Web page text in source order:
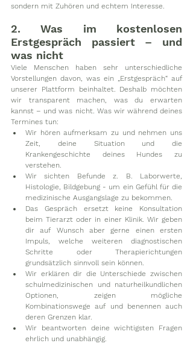
sondern mit Zuhören und echtem Interesse.
2. Was im kostenlosen
Erstgespräch passiert – und
was nicht
Viele Menschen haben sehr unterschiedliche
Vorstellungen davon, was ein „Erstgespräch“ auf
unserer Plattform beinhaltet. Deshalb möchten
wir transparent machen, was du erwarten
kannst – und was nicht. Was wir während deines
Termines tun:
Wir hören aufmerksam zu und nehmen uns
Zeit, deine Situation und die
Krankengeschichte deines Hundes zu
verstehen.
Wir sichten Befunde z. B. Laborwerte,
Histologie, Bildgebung - um ein Gefühl für die
medizinische Ausgangslage zu bekommen.
Das Gespräch ersetzt keine Konsultation
beim Tierarzt oder in einer Klinik. Wir geben
dir auf Wunsch aber gerne einen ersten
Impuls, welche weiteren diagnostischen
Schritte oder Therapierichtungen
grundsätzlich sinnvoll sein können.
Wir erklären dir die Unterschiede zwischen
schulmedizinischen und naturheilkundlichen
Optionen, zeigen mögliche
Kombinationswege auf und benennen auch
deren Grenzen klar.
Wir beantworten deine wichtigsten Fragen
ehrlich und unabhängig.